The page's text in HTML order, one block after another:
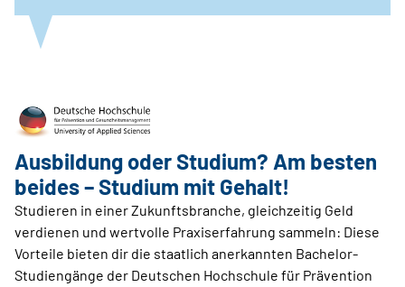
Ausbildung oder Studium? Am besten
beides – Studium mit Gehalt!
Studieren in einer Zukunftsbranche, gleichzeitig Geld
verdienen und wertvolle Praxiserfahrung sammeln: Diese
Vorteile bieten dir die staatlich anerkannten Bachelor-
Studiengänge der Deutschen Hochschule für Prävention